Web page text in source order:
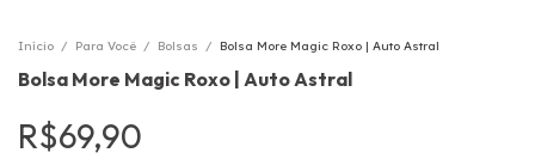
Início / Para Você / Bolsas / Bolsa More Magic Roxo | Auto Astral
Bolsa More Magic Roxo | Auto Astral
R$69,90